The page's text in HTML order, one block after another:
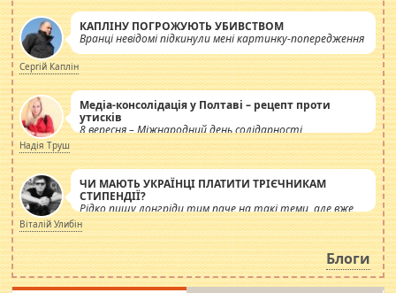
КАПЛІНУ ПОГРОЖУЮТЬ УБИВСТВОМ
Вранці невідомі підкинули мені картинку-попередження
Сергій Каплін
Медіа-консолідація у Полтаві – рецепт проти
утисків
8 вересня – Міжнародний день солідарності
журналістів.
Надія Труш
ЧИ МАЮТЬ УКРАЇНЦІ ПЛАТИТИ ТРІЄЧНИКАМ
СТИПЕНДІЇ?
Рідко пишу лонгріди тим паче на такі теми, але вже
просто дістало! Обурюють сьогоднішні інсенуації
навколо стипендіального питання. Штучно
роздувається ще одна соціальна катастрофа.
Віталій Улибін
Блоги